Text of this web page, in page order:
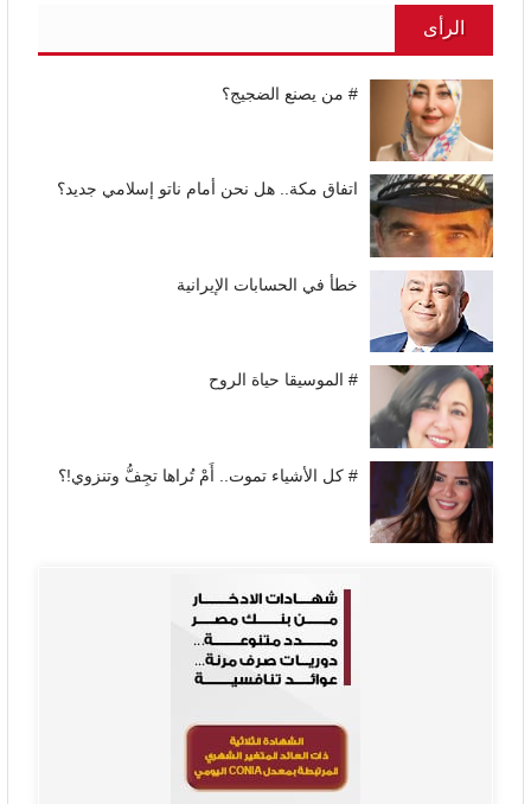
الرأى
# من يصنع الضجيج؟
اتفاق مكة.. هل نحن أمام ناتو إسلامي جديد؟
خطأ في الحسابات الإيرانية
# الموسيقا حياة الروح
# كل الأشياء تموت.. أَمْ تُراها تجِفُّ وتنزوي!؟